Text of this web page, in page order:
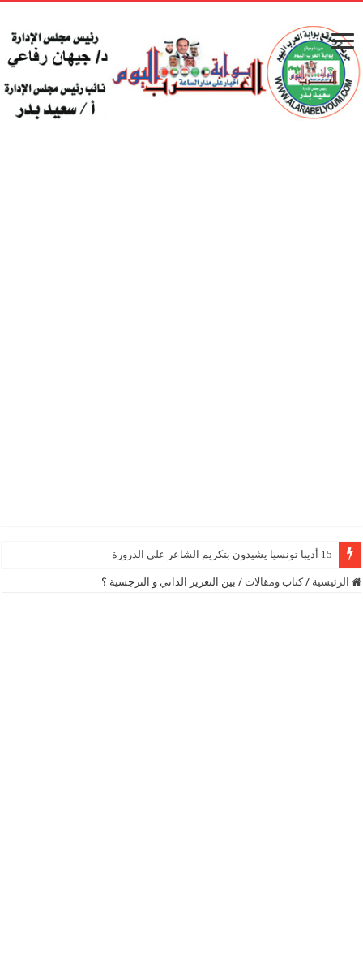
15 أديبا تونسيا يشيدون بتكريم الشاعر علي الدرورة
الرئيسية / كتاب ومقالات / بين التعزيز الذاتي و النرجسية ؟